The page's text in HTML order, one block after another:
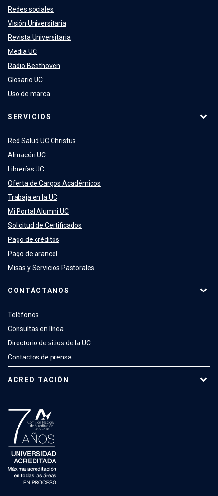
Redes sociales
Visión Universitaria
Revista Universitaria
Media UC
Radio Beethoven
Glosario UC
Uso de marca
SERVICIOS
Red Salud UC Christus
Almacén UC
Librerías UC
Oferta de Cargos Académicos
Trabaja en la UC
Mi Portal Alumni UC
Solicitud de Certificados
Pago de créditos
Pago de arancel
Misas y Servicios Pastorales
CONTÁCTANOS
Teléfonos
Consultas en línea
Directorio de sitios de la UC
Contactos de prensa
ACREDITACIÓN